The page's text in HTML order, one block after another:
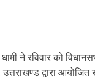
ने रविवार को
द्वारा